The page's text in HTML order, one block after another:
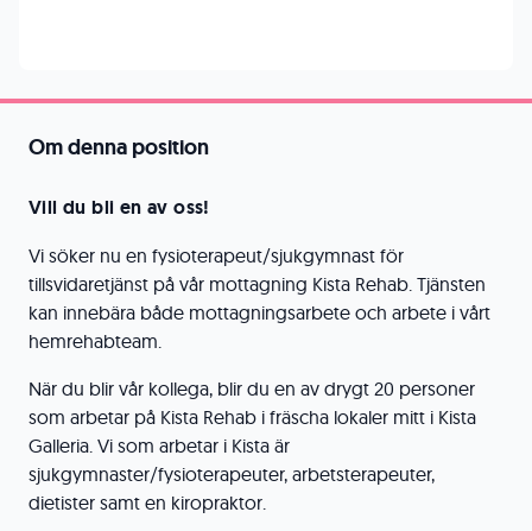
Om denna position
Vill du bli en av oss!
Vi söker nu en fysioterapeut/sjukgymnast för
tillsvidaretjänst på vår mottagning Kista Rehab. Tjänsten
kan innebära både mottagningsarbete och arbete i vårt
hemrehabteam.
När du blir vår kollega, blir du en av drygt 20 personer
som arbetar på Kista Rehab i fräscha lokaler mitt i Kista
Galleria. Vi som arbetar i Kista är
sjukgymnaster/fysioterapeuter, arbetsterapeuter,
dietister samt en kiropraktor.